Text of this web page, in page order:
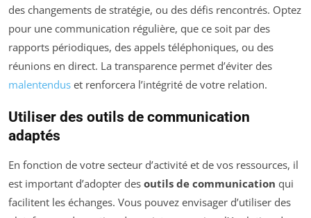
des changements de stratégie, ou des défis rencontrés. Optez
pour une communication régulière, que ce soit par des
rapports périodiques, des appels téléphoniques, ou des
réunions en direct. La transparence permet d’éviter des
malentendus et renforcera l’intégrité de votre relation.
Utiliser des outils de communication
adaptés
En fonction de votre secteur d’activité et de vos ressources, il
est important d’adopter des outils de communication qui
facilitent les échanges. Vous pouvez envisager d’utiliser des